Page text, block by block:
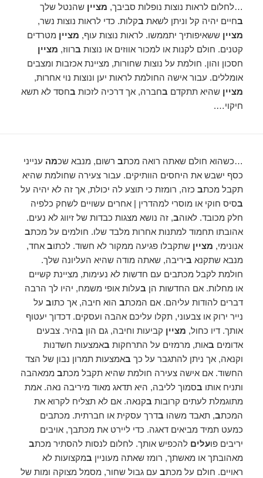
…לחלום לראות נוצות נופלות סביבך, מציין שהנטל שלך
בחיים יהיה קל וניתן לשאת בקלות. כדי לראות נוצות נשר,
מציין ששאיפותיך יתממשו. לראות נוצות עוף, מציין מטרדים
קטנים. חולם לקנות או למכור אווזים או נוצות ברווז, מציין
חסכון והון. חולמת על נוצות שחורות, מציינת אכזבות ומצבים
אומללים. עבור אישה החולמת לראות יען ונוצות נוי אחרות,
מציין שהיא תתקדם בחברה, אך דרכיה לזכות בחסד לא תשא
חיקוי….
…כשהוא חולם שאתה רואה מכתב רשום, מנבא שכמה ענייני
כסף ישבש את היחסים הוותיקים. עבור צעירה שחולמת שהיא
תקבל מכתב כזה, רומזת כי תוצע לה יכולת, אך זה לא יהיה על
בסיס חוקי או מוסרי למהדרין | אחרים עשויים לשחק כלפיה
חלק מכובד. לאוהב, זה נושא מצגות כבדות של זיווג לא נעים.
אהובתו תחמוד למתנות אחרות מלבד שלו. חולמים על מכתב
אנונימי, מציין שתקבלו פגיעה ממקור לא חשוד. לכתוב אחד,
מנבא שתקנא ביריבה, שאתה מודה שהיא העליונה שלך.
חולמת לקבל מכתבים עם חדשות לא נעימות, מציינת קשיים
או מחלות. אם החדשות הן בעלות אופי משמח, יהיו לך הרבה
דברים להודות עליהם. אם המכתב הוא חיבה, אך כתוב על
נייר ירוק או צבעוני, תקלו עליכם אהבה ועסקים. דכדוך יעטוף
אותך. דיו כחול, מציין קביעות וחיבה, גם הון בהיר. צבעים
אדומים באות, מרמזים על התרחקות באמצעות חשדנות
וקנאה, אך ניתן להתגבר על כך באמצעות תמרון נבון של הצד
החשוד. אם אישה צעירה חולמת שהיא תקבל מכתב ממאהבה
ותניח אותו בסמוך לליבה, היא תדאג מאוד מיריבה נאה. אמת
מתוגמלת לעתים קרובות בקנאה. אם לא תצליח לקרוא את
המכתב, תאבד משהו בדרך עסקית או חברתית. מכתבים
כמעט תמיד מביאים דאגה. כדי ליירט את מכתבך, אויבים
יריבים פועלים להכפיש אותך. לחלום לנסות להסתיר מכתב
מאהובתך או מאשתך, רומז שאתה מעוניין במקצועות לא
ראויים. חולם על מכתב עם גבול שחור, מסמל מצוקה ומות של